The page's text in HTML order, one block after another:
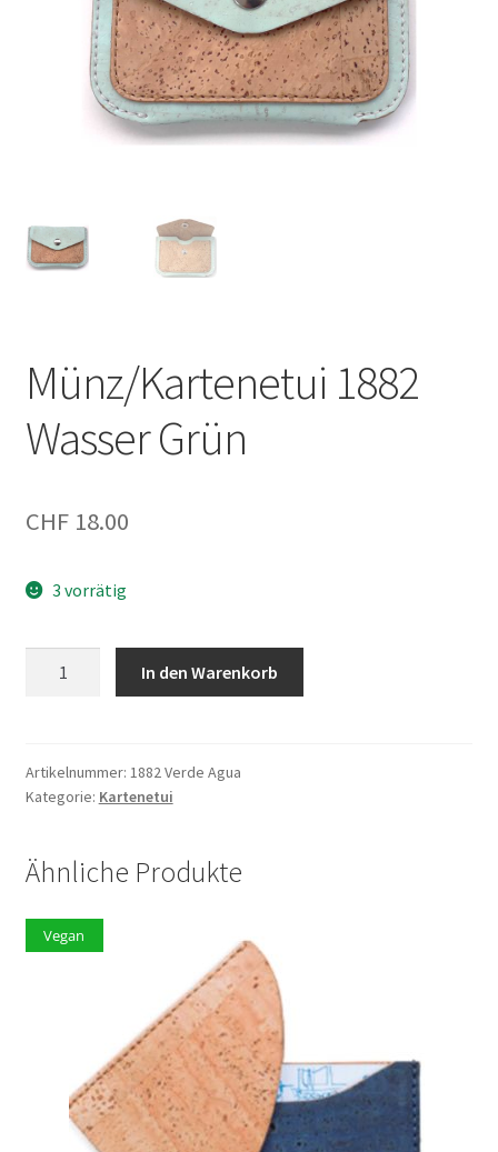
Münz/Kartenetui 1882
Wasser Grün
CHF18.00
3 vorrätig
Menge
In den Warenkorb
Artikelnummer: 1882 Verde Agua
Kategorie: Kartenetui
Ähnliche Produkte
Vegan